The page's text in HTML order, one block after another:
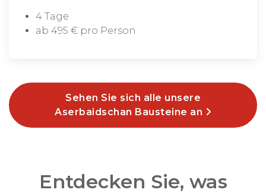
4 Tage
ab 495 € pro Person
Sehen Sie sich alle unsere
Aserbaidschan Bausteine an
Entdecken Sie, was